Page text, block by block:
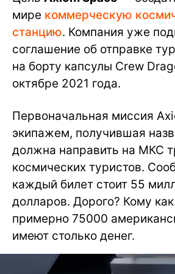
мире коммерческую
станцию. Компания уже
соглашение об отправке
на борту капсулы Crew
октябре 2021 года.
Первоначальная миссия
экипажем, получившая
должна направить на МКС
космических туристов.
каждый билет стоит 55
долларов. Дорого? Кому
примерно 75000
имеют столько денег.